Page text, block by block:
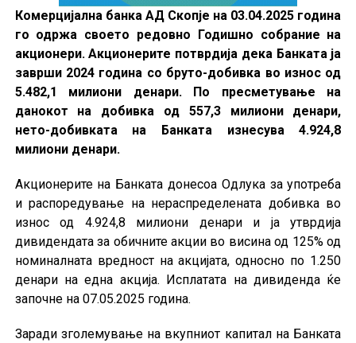
Комерцијална банка АД Скопје на 03.04.2025 година
го одржа своето редовно Годишно собрание на
акционери. Акционерите потврдија дека Банката ја
заврши 2024 година со бруто-добивка во износ од
5.482,1 милиони денари. По пресметување на
данокот на добивка од 557,3 милиони денари,
нето-добивката на Банката изнесува 4.924,8
милиони денари.
Акционерите на Банката донесоа Одлука за употреба
и распоредување на нераспределената добивка во
износ од 4.924,8 милиони денари и ја утврдија
дивидендата за обичните акции во висина од 125% од
номиналната вредност на акцијата, односно по 1.250
денари на една акција. Исплатата на дивиденда ќе
започне на 07.05.2025 година.
Заради зголемување на вкупниот капитал на Банката